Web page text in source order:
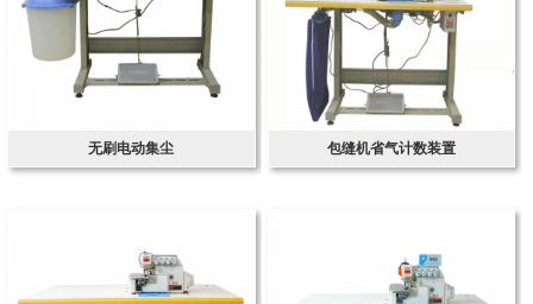
无刷电动集尘 包缝机省气计数装置